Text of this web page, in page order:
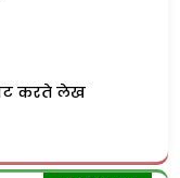
करते लेख